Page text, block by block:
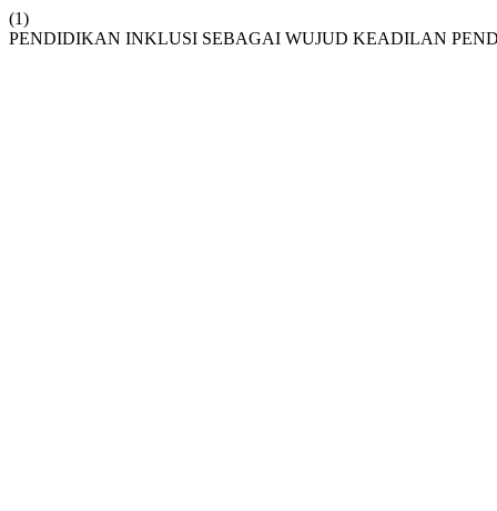
(1)
PENDIDIKAN INKLUSI SEBAGAI WUJUD KEADILAN